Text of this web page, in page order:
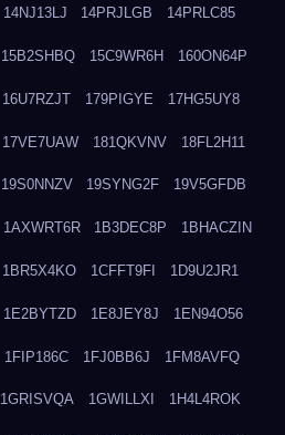
14NJ13LJ 14PRJLGB 14PRLC85
15B2SHBQ 15C9WR6H 160ON64P
16U7RZJT 179PIGYE 17HG5UY8
17VE7UAW 181QKVNV 18FL2H11
19S0NNZV 19SYNG2F 19V5GFDB
1AXWRT6R 1B3DEC8P 1BHACZIN
1BR5X4KO 1CFFT9FI 1D9U2JR1
1E2BYTZD 1E8JEY8J 1EN94O56
1FIP186C 1FJ0BB6J 1FM8AVFQ
1GRISVQA 1GWILLXI 1H4L4ROK